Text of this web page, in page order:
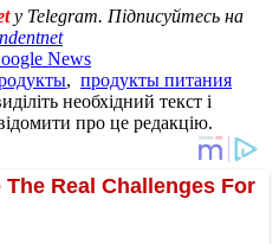
у Telegram. Підписуйтесь на
News
, продукты питания
необхідний текст і
про це редакцію.